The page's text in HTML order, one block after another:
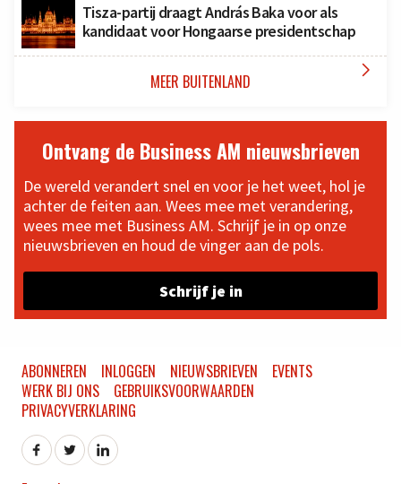
Tisza-partij draagt András Baka voor als
kandidaat voor Hongaarse presidentschap
MEER BUITENLAND 
Ontvang de Business AM nieuwsbrieven
De wereld verandert snel en voor je het weet, hol je
achter de feiten aan. Wees mee met verandering,
wees mee met Business AM. Schrijf je in op onze
nieuwsbrieven en houd de vinger aan de pols.
Schrijf je in
ABONNEREN INLOGGEN NIEUWSBRIEVEN
EVENTS
WERK BIJ ONS
GEBRUIKSVOORWAARDEN
PRIVACYVERKLARING